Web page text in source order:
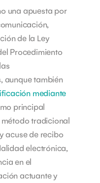
una apuesta por
de la Ley
Procedimiento
aunque también
mediante
principal
tradicional
acuse de recibo
electrónica,
en el
actuante y